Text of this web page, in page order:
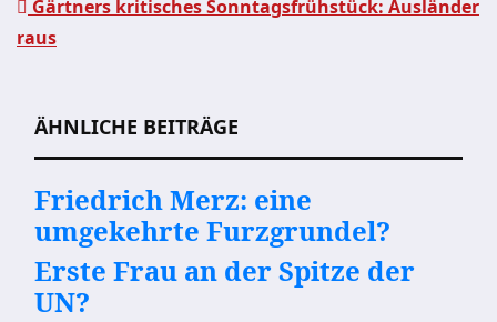
Beitragsnavigation
Gärtners kritisches Sonntagsfrühstück: Ausländer
raus
ÄHNLICHE BEITRÄGE
Friedrich Merz: eine
umgekehrte Furzgrundel?
Erste Frau an der Spitze der
UN?